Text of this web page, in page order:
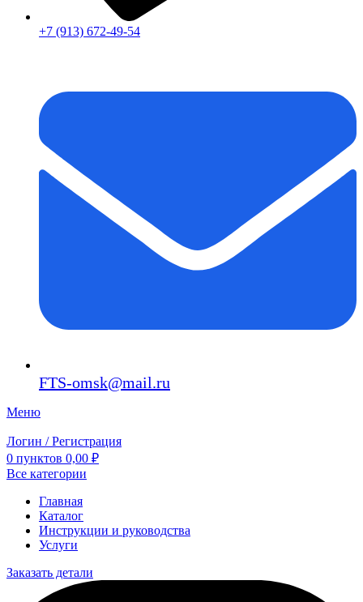
+7 (913) 672-49-54
FTS-omsk@mail.ru
Меню
Логин / Регистрация
0 пунктов 0,00 ₽
Все категории
Главная
Каталог
Инструкции и руководства
Услуги
Заказать детали